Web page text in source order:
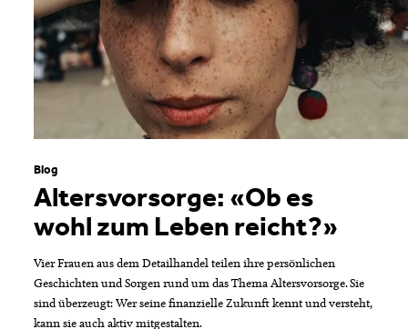
Altersvorsorge: «Ob es
wohl zum Leben reicht?»
Blog
Vier Frauen aus dem Detailhandel teilen ihre persönlichen
Geschichten und Sorgen rund um das Thema Altersvorsorge. Sie
sind überzeugt: Wer seine finanzielle Zukunft kennt und versteht,
kann sie auch aktiv mitgestalten.